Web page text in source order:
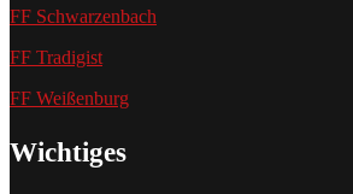
FF Schwarzenbach
FF Tradigist
FF Weißenburg
Wichtiges